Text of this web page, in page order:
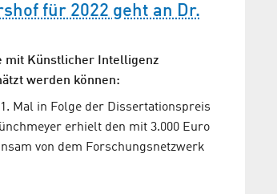
für 2022 geht an Dr.
mit Künstlicher Intelligenz
werden können:
Mal in Folge der Dissertationspreis
erhielt den mit 3.000 Euro
von dem Forschungsnetzwerk